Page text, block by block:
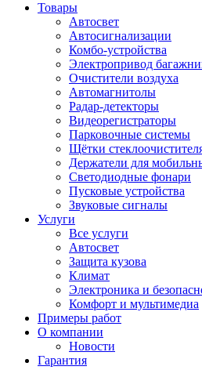
Товары
Автосвет
Автосигнализации
Комбо-устройства
Электропривод
Очистители воздуха
Автомагнитолы
Радар-детекторы
Видеорегистраторы
Парковочные системы
Щётки
Держатели для
Светодиодные фонари
Пусковые устройства
Звуковые сигналы
Услуги
Все услуги
Автосвет
Защита кузова
Климат
Электроника и
Комфорт и мультимедиа
Примеры работ
О компании
Новости
Гарантия